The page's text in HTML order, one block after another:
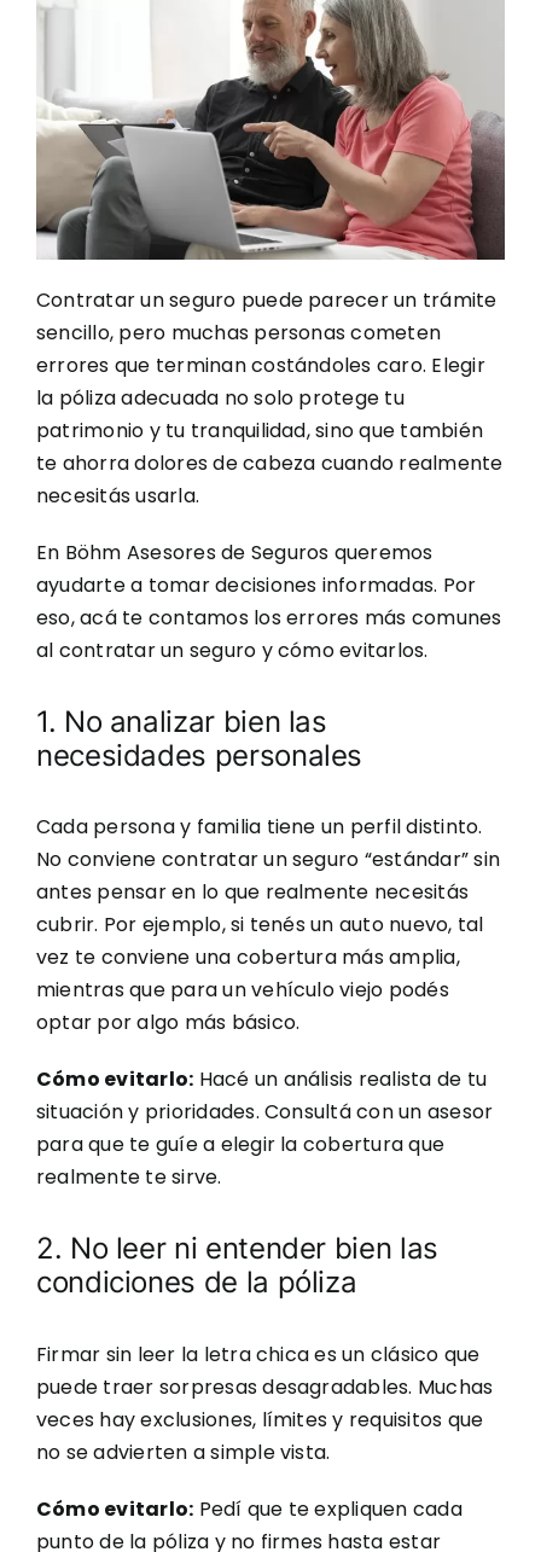
Contratar un seguro puede parecer un trámite
sencillo, pero muchas personas cometen
errores que terminan costándoles caro. Elegir
la póliza adecuada no solo protege tu
patrimonio y tu tranquilidad, sino que también
te ahorra dolores de cabeza cuando realmente
necesitás usarla.
En Böhm Asesores de Seguros queremos
ayudarte a tomar decisiones informadas. Por
eso, acá te contamos los errores más comunes
al contratar un seguro y cómo evitarlos.
1. No analizar bien las
necesidades personales
Cada persona y familia tiene un perfil distinto.
No conviene contratar un seguro “estándar” sin
antes pensar en lo que realmente necesitás
cubrir. Por ejemplo, si tenés un auto nuevo, tal
vez te conviene una cobertura más amplia,
mientras que para un vehículo viejo podés
optar por algo más básico.
Cómo evitarlo: Hacé un análisis realista de tu
situación y prioridades. Consultá con un asesor
para que te guíe a elegir la cobertura que
realmente te sirve.
2. No leer ni entender bien las
condiciones de la póliza
Firmar sin leer la letra chica es un clásico que
puede traer sorpresas desagradables. Muchas
veces hay exclusiones, límites y requisitos que
no se advierten a simple vista.
Cómo evitarlo: Pedí que te expliquen cada
punto de la póliza y no firmes hasta estar